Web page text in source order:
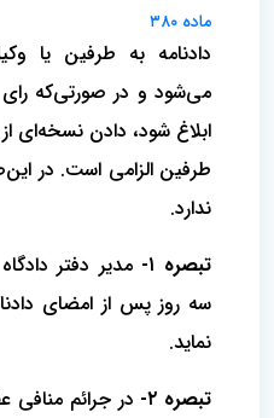
ماده ۳۸۰
دادنامه به طرفین یا
می‌شود و در صورتی‌که
ابلاغ شود، دادن نسخه‌ای
طرفین الزامی است. در
ندارد.
تبصره ۱-
مدیر دفتر
سه روز پس از امضای
نماید.
تبصره ۲-
در جرائم منافی